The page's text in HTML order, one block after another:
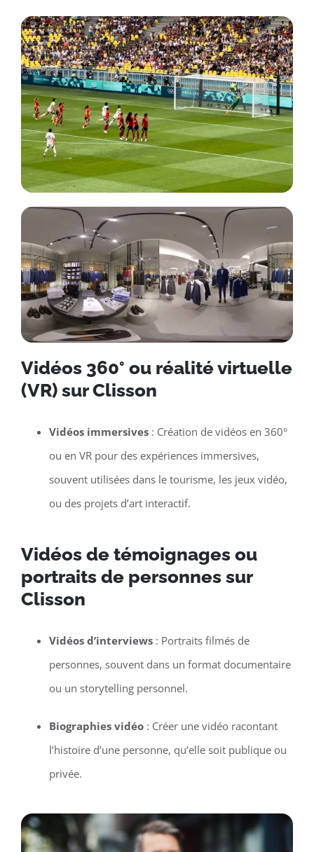
Vidéos 360° ou réalité virtuelle
(VR) sur Clisson
Vidéos immersives: Création de vidéos en 360°
ou en VR pour des expériences immersives,
souvent utilisées dans le tourisme, les jeux vidéo,
ou des projets d’art interactif.
Vidéos de témoignages ou
portraits de personnes sur
Clisson
Vidéos d’interviews: Portraits filmés de
personnes, souvent dans un format documentaire
ou un storytelling personnel.
Biographies vidéo: Créer une vidéo racontant
l’histoire d’une personne, qu’elle soit publique ou
privée.